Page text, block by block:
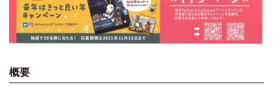
概要